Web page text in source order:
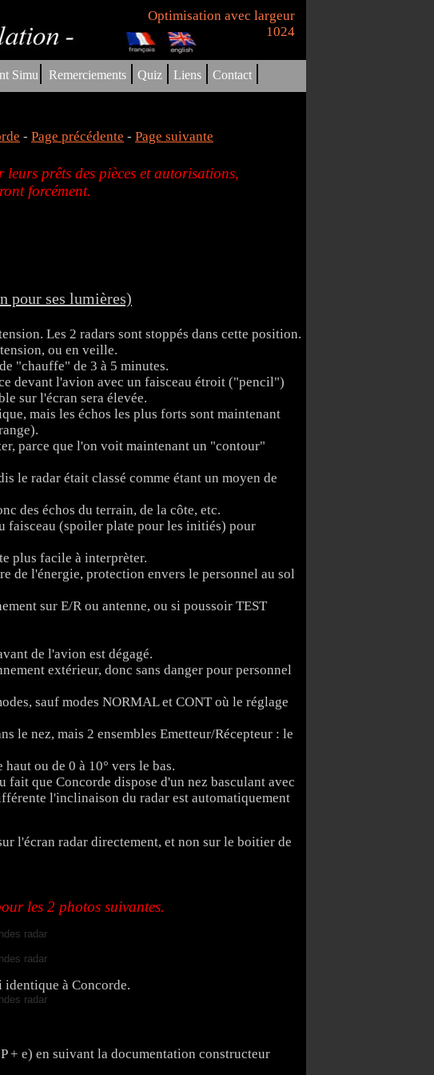
Optimisation avec largeur
1024
Simu| Remerciements | Quiz | Liens | Contact |
- Page précédente - Page suivante
prêts des pièces et autorisations,
forcément.
pour ses lumières)
Les 2 radars sont stoppés dans cette position.
ou en veille.
"chauffe" de 3 à 5 minutes.
devant l'avion avec un faisceau étroit ("pencil")
sur l'écran sera élevée.
mais les échos les plus forts sont maintenant
parce que l'on voit maintenant un "contour"
le radar était classé comme étant un moyen de
des échos du terrain, de la côte, etc.
faisceau (spoiler plate pour les initiés) pour
plus facile à interprèter.
de l'énergie, protection envers le personnel au sol
sur E/R ou antenne, ou si poussoir TEST
de l'avion est dégagé.
extérieur, donc sans danger pour personnel
sauf modes NORMAL et CONT où le réglage
le nez, mais 2 ensembles Emetteur/Récepteur : le
ou de 0 à 10° vers le bas.
fait que Concorde dispose d'un nez basculant avec
l'inclinaison du radar est automatiquement
l'écran radar directement, et non sur le boitier de
les 2 photos suivantes.
à Concorde.
+ e) en suivant la documentation constructeur